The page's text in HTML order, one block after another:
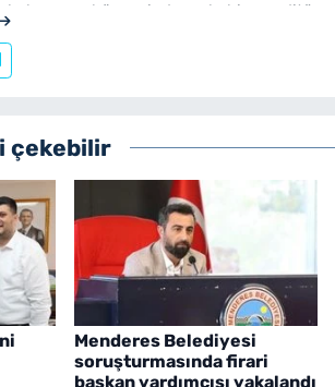
bünyesinde muhabir ve editör
çekebilir
Menderes Belediyesi
soruşturmasında firari
başkan yardımcısı yakalandı